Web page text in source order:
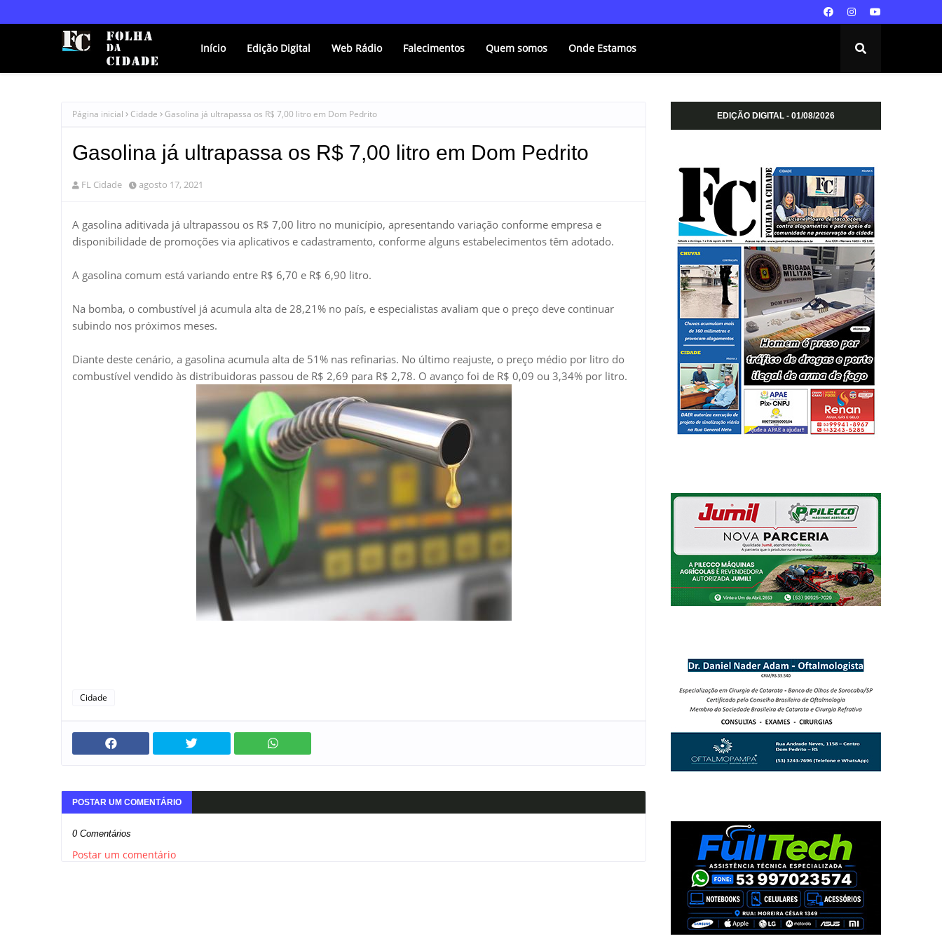
Início Edição Digital Web Rádio Falecimentos Quem somos Onde Estamos
Página inicial Cidade Gasolina já ultrapassa os R$ 7,00 litro em Dom Pedrito
Gasolina já ultrapassa os R$ 7,00 litro em Dom Pedrito
FL Cidade agosto 17, 2021
A gasolina aditivada já ultrapassou os R$ 7,00 litro no município, apresentando variação conforme empresa e
disponibilidade de promoções via aplicativos e cadastramento, conforme alguns estabelecimentos têm adotado.
A gasolina comum está variando entre R$ 6,70 e R$ 6,90 litro.
Na bomba, o combustível já acumula alta de 28,21% no país, e especialistas avaliam que o preço deve continuar
subindo nos próximos meses.
Diante deste cenário, a gasolina acumula alta de 51% nas refinarias. No último reajuste, o preço médio por litro do
combustível vendido às distribuidoras passou de R$ 2,69 para R$ 2,78. O avanço foi de R$ 0,09 ou 3,34% por litro.
Cidade
POSTAR UM COMENTÁRIO
0 Comentários
Postar um comentário
EDIÇÃO DIGITAL - 01/08/2026